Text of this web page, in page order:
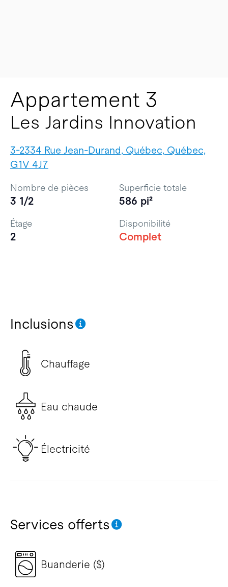
Appartement 3
Les Jardins Innovation
3-2334 Rue Jean-Durand, Québec, Québec,
G1V 4J7
Inclusions
Chauffage
Eau chaude
Électricité
Services offerts
Buanderie ($)
Nombre de pièces
3 1/2
Superficie totale
586 pi²
Étage
2
Disponibilité
Complet